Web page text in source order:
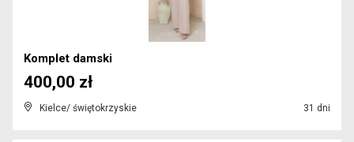
Komplet damski
Kielce/ świętokrzyskie 31 dni
400,00 zł